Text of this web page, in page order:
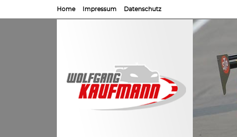
Home Impressum Datenschutz